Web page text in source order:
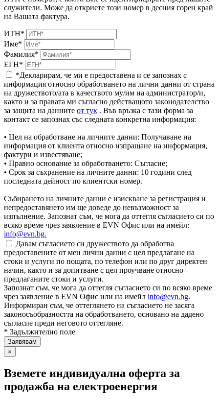
служители. Може да откриете този номер в десния горен край
на Вашата фактура.
ИТН*
Име*
Фамилия*
ЕГН*
*Декларирам, че ми е предоставена и се запознах с
информация относно обработването на лични данни от страна
на дружеството/ата в качеството му/им на администратор/и,
както и за правата ми съгласно действащото законодателство
за защита на данните от тук . Във връзка с тази форма за
контакт се запознах със следната конкретна информация:
• Цел на обработване на личните данни: Получаване на
информация от клиента относно изпращане на информация,
фактури и известяване;
• Правно основание за обработването: Съгласие;
• Срок за съхранение на личните данни: 10 години след
последната дейност по клиентски номер.
Събирането на личните данни е изискване за регистрация и
непредоставянето им ще доведе до невъзможност за
изпълнение. Запознат съм, че мога да оттегля съгласието си по
всяко време чрез заявление в EVN Офис или на имейл:
info@evn.bg.
Давам съгласието си дружеството да обработва
предоставените от мен лични данни с цел предлагане на
стоки и услуги по пощата, по телефон или по друг директен
начин, както и за допитване с цел проучване относно
предлаганите стоки и услуги.
Запознат съм, че мога да оттегля съгласието си по всяко време
чрез заявление в EVN Офис или на имейл info@evn.bg.
Информиран съм, че оттеглянето на съгласието не засяга
законосъобразността на обработването, основано на дадено
съгласие преди неговото оттегляне.
* Задължително поле
×
Вземете индивидуална оферта за
продажба на електроенергия